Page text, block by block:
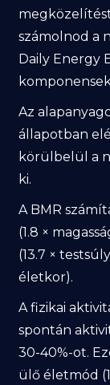
számolnod a
Daily Energy
Az
állapotban
körülbelül a
ki.
A BMR
(1.8 ×
(13.7 ×
életkor).
A fizikai
spontán
30-40%-ot.
ülő életmód